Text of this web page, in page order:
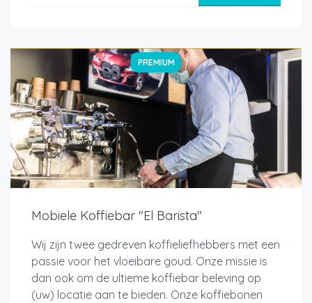
PREMIUM
Mobiele Koffiebar "El Barista"
Wij zijn twee gedreven koffieliefhebbers met een
passie voor het vloeibare goud. Onze missie is
dan ook om de ultieme koffiebar beleving op
(uw) locatie aan te bieden. Onze koffiebonen